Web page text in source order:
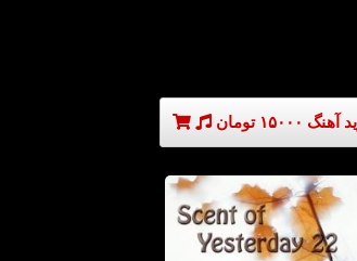
۱۵۰۰۰ تومان